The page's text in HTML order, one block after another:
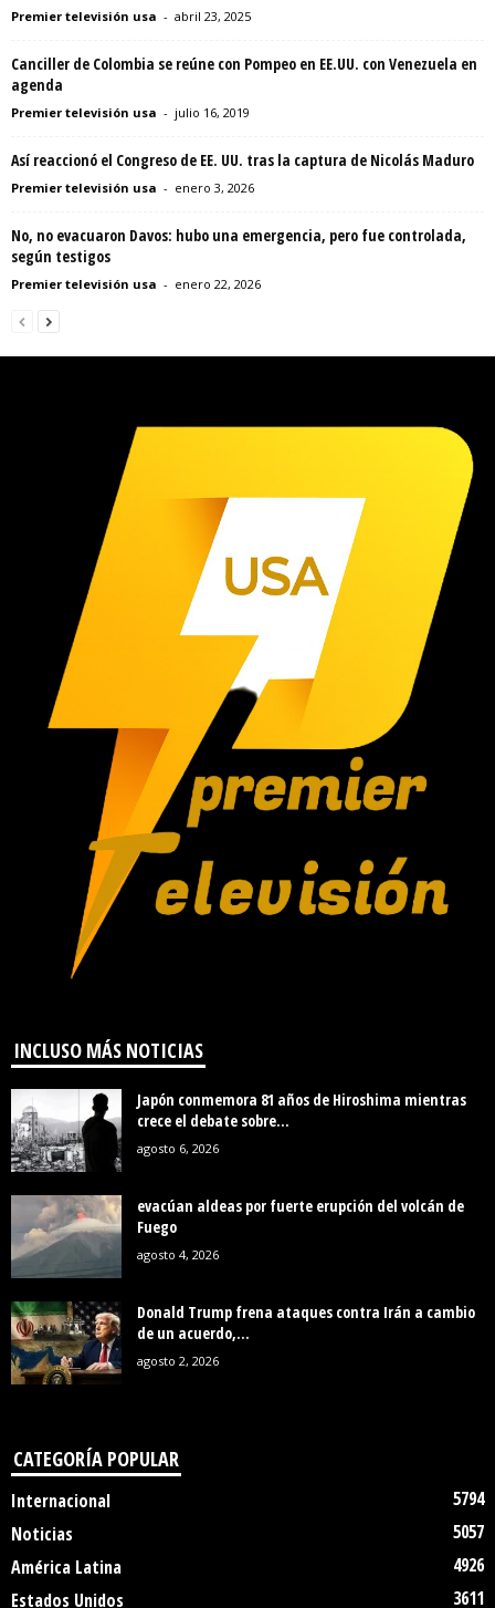
Premier televisión usa - abril 23, 2025
Canciller de Colombia se reúne con Pompeo en EE.UU. con Venezuela en
agenda
Premier televisión usa - julio 16, 2019
Así reaccionó el Congreso de EE. UU. tras la captura de Nicolás Maduro
Premier televisión usa - enero 3, 2026
No, no evacuaron Davos: hubo una emergencia, pero fue controlada,
según testigos
Premier televisión usa - enero 22, 2026
INCLUSO MÁS NOTICIAS
Japón conmemora 81 años de Hiroshima mientras
crece el debate sobre...
agosto 6, 2026
evacúan aldeas por fuerte erupción del volcán de
Fuego
agosto 4, 2026
Donald Trump frena ataques contra Irán a cambio
de un acuerdo,...
agosto 2, 2026
CATEGORÍA POPULAR
Internacional
5794
Noticias
5057
América Latina
4926
Estados Unidos
3611